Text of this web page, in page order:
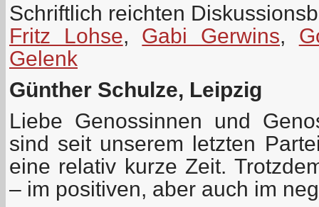
Schriftlich reichten
Fritz Lohse, Gabi Gerwins,
Gelenk
Günther Schulze, Leipzig
Liebe Genossinnen und
sind seit unserem letzten
eine relativ kurze Zeit.
– im positiven, aber auch im